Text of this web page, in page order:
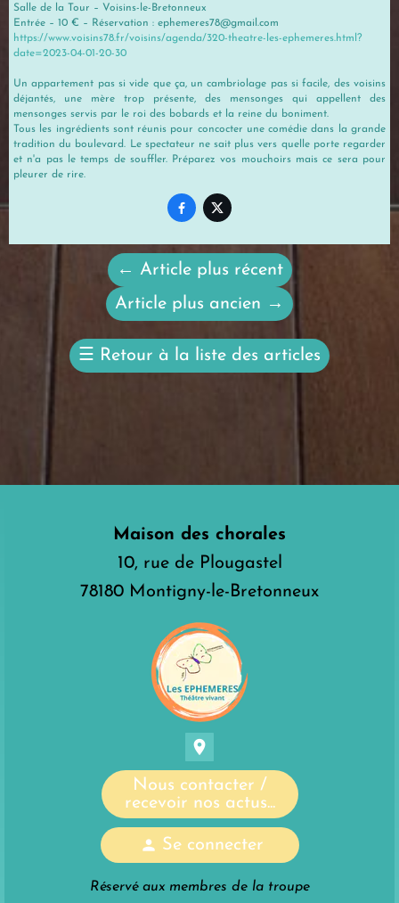
Salle de la Tour – Voisins-le-Bretonneux
Entrée – 10 € – Réservation : ephemeres78@gmail.com
https://www.voisins78.fr/voisins/agenda/320-theatre-les-ephemeres.html?
date=2023-04-01-20-30
Un appartement pas si vide que ça, un cambriolage pas si facile, des voisins
déjantés, une mère trop présente, des mensonges qui appellent des
mensonges servis par le roi des bobards et la reine du boniment.
Tous les ingrédients sont réunis pour concocter une comédie dans la grande
tradition du boulevard. Le spectateur ne sait plus vers quelle porte regarder
et n'a pas le temps de souffler. Préparez vos mouchoirs mais ce sera pour
pleurer de rire.
 
← Article plus récent
Article plus ancien →
☰ Retour à la liste des articles
Maison des chorales
10, rue de Plougastel
78180 Montigny-le-Bretonneux
location_on
Nous contacter /
recevoir nos actus...
person Se connecter
Réservé aux membres de la troupe